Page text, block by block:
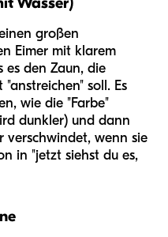
großen
Eimer mit klarem
es den Zaun, die
soll. Es
wie die "Farbe"
dunkler) und dann
verschwindet, wenn sie
in "jetzt siehst du es,